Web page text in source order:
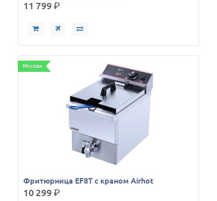
11 799р.
Москва
Фритюрница EF8T с краном Airhot
10 299р.